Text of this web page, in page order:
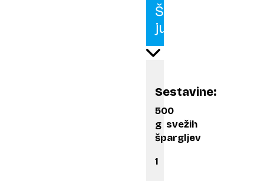
Špargljeva
juha
Sestavine:
500
g svežih
špargljev
1